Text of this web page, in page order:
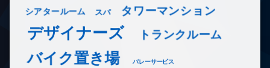
シアタールーム スパ タワーマンション
デザイナーズ トランクルーム
バイク置き場 バレーサービス